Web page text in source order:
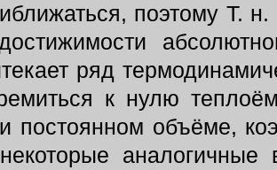
поэтому Т.
ряд
к нулю
постоянном объёме,
аналогичные